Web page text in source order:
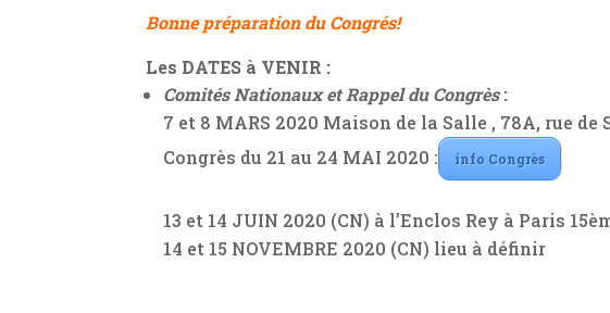
Bonne préparation du Congrés!
Les DATES à VENIR :
Comités Nationaux et Rappel du Congrès:
7 et 8 MARS 2020 Maison de la Salle , 78A, rue
Congrès du 21 au 24 MAI 2020 :
info Congrès
13 et 14 JUIN 2020 (CN) à l’Enclos Rey à Paris
14 et 15 NOVEMBRE 2020 (CN) lieu à définir